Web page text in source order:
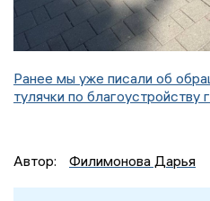
Ранее мы уже писали об
тулячки по благоустройству
Автор: Филимонова Дарья